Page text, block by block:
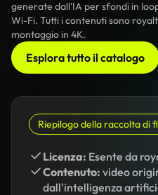
generate dall'IA per sfondi in
Wi-Fi. Tutti i contenuti sono
montaggio in 4K.
Esplora tutto il catalogo
Riepilogo della raccolta di
Licenza: Esente da
Contenuto: video
dall'intelligenza